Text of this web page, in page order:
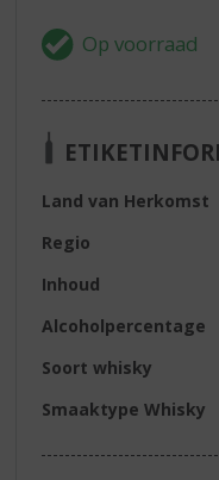
Land van Herkomst
Regio
Inhoud
Alcoholpercentage
Soort whisky
Smaaktype Whisky